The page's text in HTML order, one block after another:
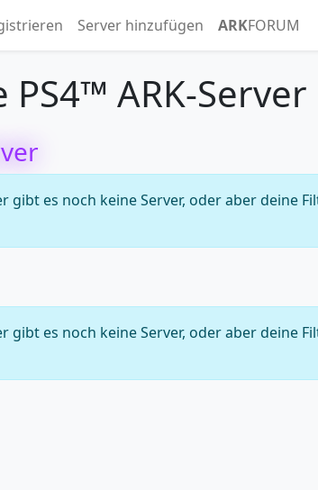
Server hinzufügen ARKFORUM
PS4™ ARK-Server
gibt es noch keine Server, oder aber deine
gibt es noch keine Server, oder aber deine